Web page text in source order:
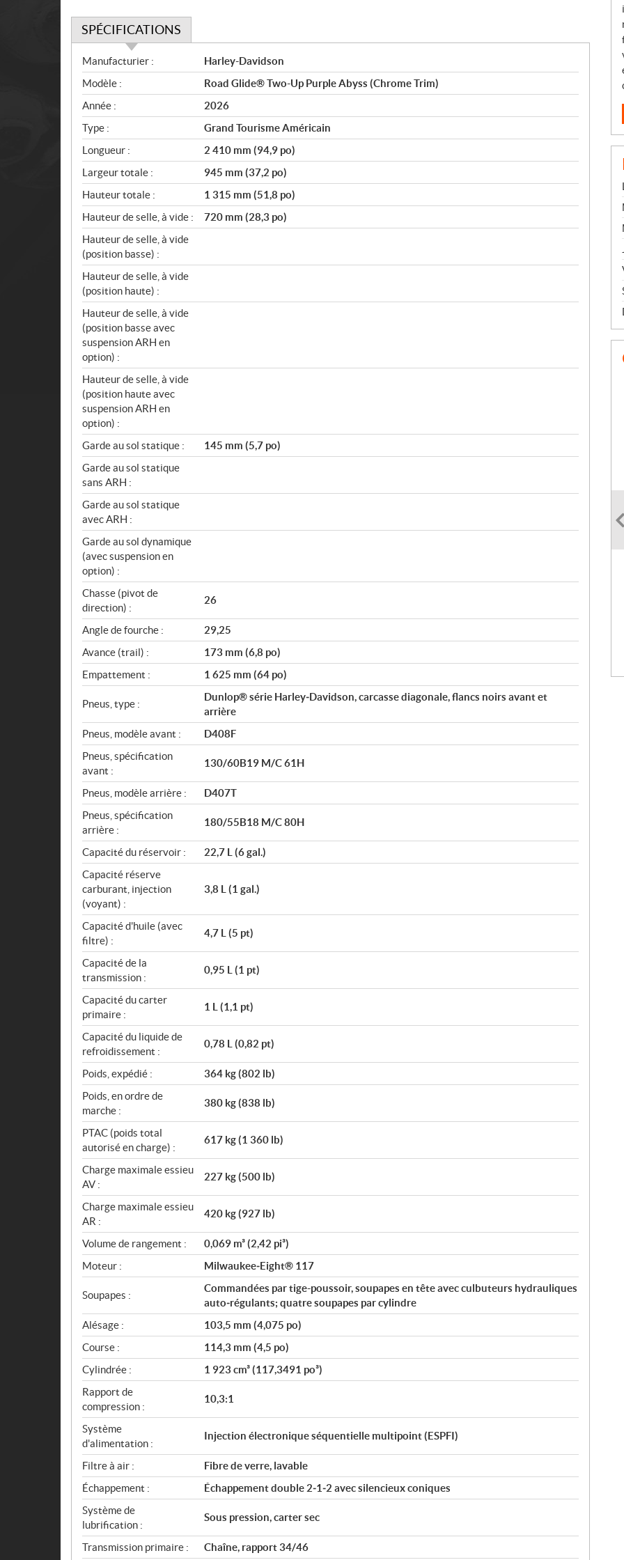
SPÉCIFICATIONS
S
p
é
c
i
f
i
c
a
t
i
o
n
s
Manufacturier :
Harley-Davidson
Modèle :
Road Glide® Two-Up Purple Abyss (Chrome Trim)
Année :
2026
Type :
Grand Tourisme Américain
Longueur :
2 410 mm (94,9 po)
Largeur totale :
945 mm (37,2 po)
Hauteur totale :
1 315 mm (51,8 po)
Hauteur de selle, à vide :
720 mm (28,3 po)
Hauteur de selle, à vide
(position basse) :
Hauteur de selle, à vide
(position haute) :
Hauteur de selle, à vide
(position basse avec
suspension ARH en
option) :
Hauteur de selle, à vide
(position haute avec
suspension ARH en
option) :
Garde au sol statique :
145 mm (5,7 po)
Garde au sol statique
sans ARH :
Garde au sol statique
avec ARH :
Garde au sol dynamique
(avec suspension en
option) :
Chasse (pivot de
direction) :
26
Angle de fourche :
29,25
Avance (trail) :
173 mm (6,8 po)
Empattement :
1 625 mm (64 po)
Pneus, type :
Dunlop® série Harley‑Davidson, carcasse diagonale, flancs noirs avant et
arrière
Pneus, modèle avant :
D408F
Pneus, spécification
avant :
130/60B19 M/C 61H
Pneus, modèle arrière :
D407T
Pneus, spécification
arrière :
180/55B18 M/C 80H
Capacité du réservoir :
22,7 L (6 gal.)
Capacité réserve
carburant, injection
(voyant) :
3,8 L (1 gal.)
Capacité d'huile (avec
filtre) :
4,7 L (5 pt)
Capacité de la
transmission :
0,95 L (1 pt)
Capacité du carter
primaire :
1 L (1,1 pt)
Capacité du liquide de
refroidissement :
0,78 L (0,82 pt)
Poids, expédié :
364 kg (802 lb)
Poids, en ordre de
marche :
380 kg (838 lb)
PTAC (poids total
autorisé en charge) :
617 kg (1 360 lb)
Charge maximale essieu
AV :
227 kg (500 lb)
Charge maximale essieu
AR :
420 kg (927 lb)
Volume de rangement :
0,069 m³ (2,42 pi³)
Moteur :
Milwaukee‑Eight® 117
Soupapes :
Commandées par tige-poussoir, soupapes en tête avec culbuteurs hydrauliques
auto‑régulants; quatre soupapes par cylindre
Alésage :
103,5 mm (4,075 po)
Course :
114,3 mm (4,5 po)
Cylindrée :
1 923 cm³ (117,3491 po³)
Rapport de
compression :
10,3:1
Système
d'alimentation :
Injection électronique séquentielle multipoint (ESPFI)
Filtre à air :
Fibre de verre, lavable
Échappement :
Échappement double 2‑1‑2 avec silencieux coniques
Système de
lubrification :
Sous pression, carter sec
Transmission primaire : Chaîne, rapport 34/46